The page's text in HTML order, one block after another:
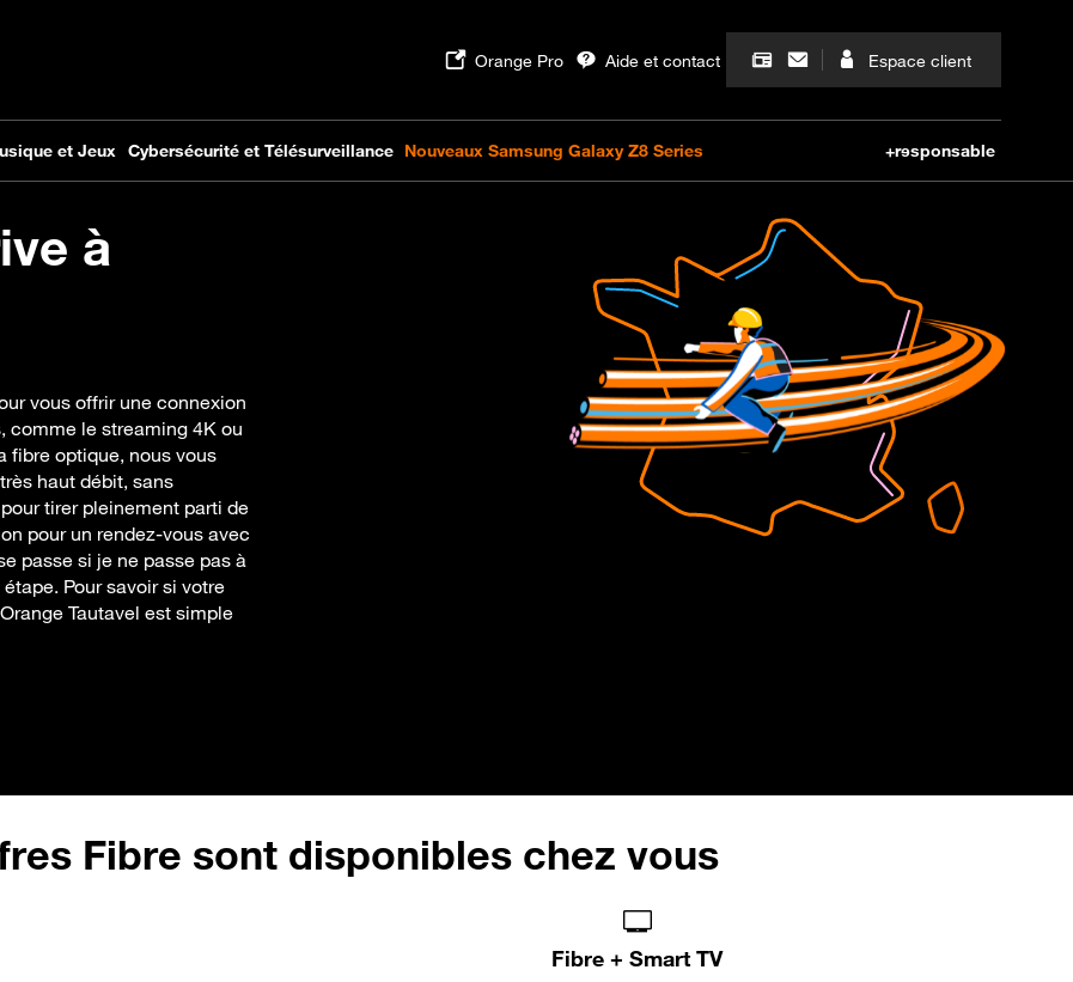
à
vous offrir une connexion
comme le streaming 4K ou
fibre optique, nous vous
haut débit, sans
tirer pleinement parti de
pour un rendez-vous avec
passe si je ne passe pas à
Pour savoir si votre
Tautavel est simple
Fibre sont disponibles chez vous
Fibre + Smart TV